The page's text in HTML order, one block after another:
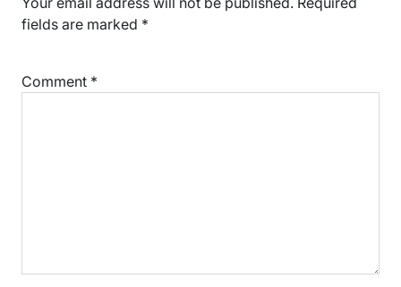
fields are marked *
Comment *